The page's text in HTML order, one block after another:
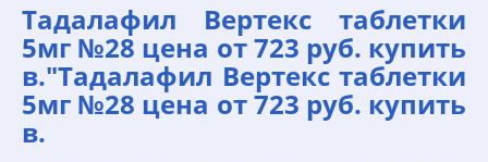
Тадалафил Вертекс таблетки
5мг №28 цена от 723 руб. купить
в."Тадалафил Вертекс таблетки
5мг №28 цена от 723 руб. купить
в.